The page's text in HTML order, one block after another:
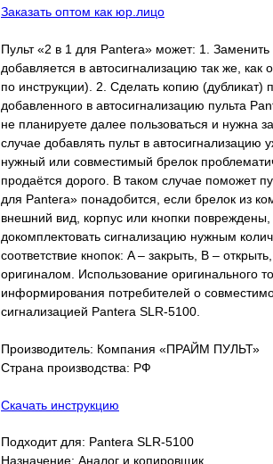
Заказать оптом как юр.лицо
Пульт «2 в 1 для Pantera» может: 1. Заменить
добавляется в автосигнализацию так же, как
по инструкции). 2. Сделать копию (дубликат)
добавленного в автосигнализацию пульта
не планируете далее пользоваться и нужна
случае добавлять пульт в
нужный или совместимый брелок
продаётся дорого. В таком случае поможет
для Pantera» понадобится, если брелок из
внешний вид, корпус или кнопки
докомплектовать сигнализацию нужным
соответствие кнопок: A – закрыть, B –
оригиналом. Использование оригинального
информирования потребителей о
сигнализацией Pantera SLR-5100.
Производитель: Компания «ПРАЙМ ПУЛЬТ»
Страна производства: РФ
Скачать инструкцию
Подходит для: Pantera SLR-5100
Назначение: Аналог и копировщик